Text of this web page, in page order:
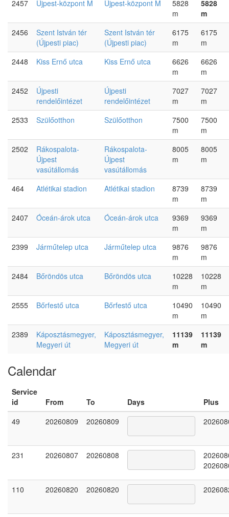
2457
Újpest-központ M Újpest-központ M
5828
m
5828
m
2456
Szent István tér
(Újpesti piac)
Szent István tér
(Újpesti piac)
6175
m
6175
m
2448
Kiss Ernő utca Kiss Ernő utca
6626
m
6626
m
2452
Újpesti
rendelőintézet
Újpesti
rendelőintézet
7027
m
7027
m
2533
Szülőotthon Szülőotthon
7500
m
7500
m
2502
Rákospalota-
Újpest
vasútállomás
Rákospalota-
Újpest
vasútállomás
8005
m
8005
m
464 Atlétikai stadion Atlétikai stadion
8739
m
8739
m
2407
Óceán-árok utca Óceán-árok utca
9369
m
9369
m
2399
Járműtelep utca Járműtelep utca
9876
m
9876
m
2484
Bőröndös utca Bőröndös utca
10228
m
10228
m
2555
Bőrfestő utca Bőrfestő utca
10490
m
10490
m
2389
Káposztásmegyer,
Megyeri út
Káposztásmegyer,
Megyeri út
11139
m
11139
m
Calendar
Service
id
From To Days
Plus
49
20260809 20260809
231 20260807 20260808
110 20260820 20260820